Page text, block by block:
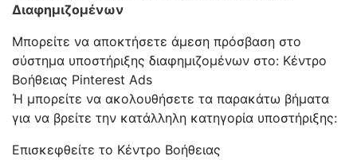
Διαφημιζομένων
Μπορείτε να αποκτήσετε άμεση πρόσβαση στο
σύστημα υποστήριξης διαφημιζομένων στο: Κέντρο
Βοήθειας Pinterest Ads
Ή μπορείτε να ακολουθήσετε τα παρακάτω βήματα
για να βρείτε την κατάλληλη κατηγορία υποστήριξης:
Επισκεφθείτε το Κέντρο Βοήθειας